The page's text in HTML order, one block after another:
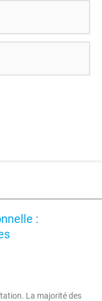
:
La majorité des